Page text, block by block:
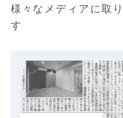
様々なメディアに取
す